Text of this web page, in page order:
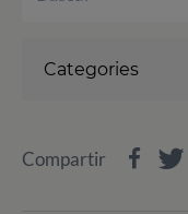
Categories
Compartir